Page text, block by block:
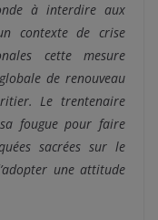
à interdire aux
contexte de crise
cette mesure
de renouveau
Le trentenaire
fouguepour faire
sacrées sur le
une attitude